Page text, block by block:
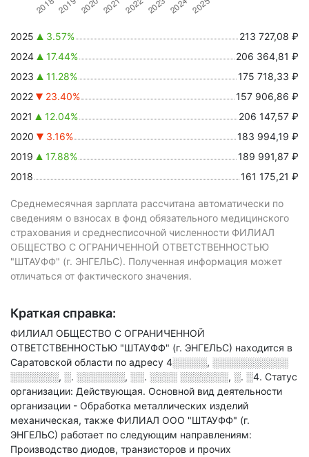
2025 3.57%
213 727,08 ₽
2024
17.44%
206 364,81 ₽
2023
11.28%
175 718,33 ₽
2022
23.40%
157 906,86 ₽
2021
12.04%
206 147,57 ₽
2020
3.16%
183 994,19 ₽
2019
17.88%
189 991,87 ₽
2018
161 175,21 ₽
Среднемесячная зарплата рассчитана автоматически по
сведениям о взносах в фонд обязательного медицинского
страхования и среднесписочной численности ФИЛИАЛ
ОБЩЕСТВО С ОГРАНИЧЕННОЙ ОТВЕТСТВЕННОСТЬЮ
"ШТАУФФ" (г. ЭНГЕЛЬС). Полученная информация может
отличаться от фактического значения.
Краткая справка:
ФИЛИАЛ ОБЩЕСТВО С ОГРАНИЧЕННОЙ
ОТВЕТСТВЕННОСТЬЮ "ШТАУФФ" (г. ЭНГЕЛЬС) находится в
Саратовской области по адресу 4░░░░░, ░░░░░░░░░░░
░░░░░░░, ░. ░░░░░░░, ░░. ░░░░ ░░░░░░░, ░. ░4. Статус
организации: Действующая. Основной вид деятельности
организации - Обработка металлических изделий
механическая, также ФИЛИАЛ ООО "ШТАУФФ" (г.
ЭНГЕЛЬС) работает по следующим направлениям:
Производство диодов, транзисторов и прочих